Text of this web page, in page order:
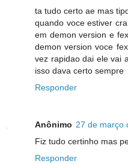
ta tudo certo ae mas
quando voce estiver
em demon version e
demon version voce
vez rapidao dai ele vai
isso dava certo sempre
Responder
Anônimo 27 de março
Fiz tudo certinho mas
Responder